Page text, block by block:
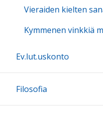
Vieraiden kielten
Kymmenen vinkkiä
Ev.lut.uskonto
Filosofia